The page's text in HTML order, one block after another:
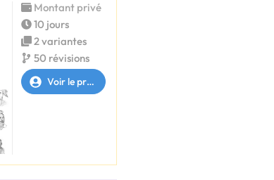
Montant privé
10 jours
2 variantes
50 révisions
Voir le profil